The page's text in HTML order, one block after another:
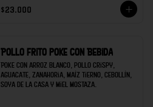
$23.000
Pollo frito poke con Bebida
Poke con arroz blanco, pollo crispy,
aguacate, zanahoria, maíz tierno, cebollín,
soya de la casa y miel mostaza.